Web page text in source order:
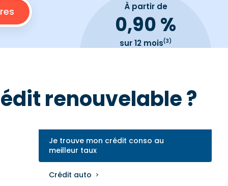
À partir de
0,90 %
sur 12 mois(3)
renouvelable ?
Je trouve mon crédit conso au
meilleur taux
Crédit auto